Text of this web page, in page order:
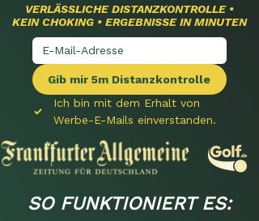
VERLÄSSLICHE DISTANZKONTROLLE •
KEIN CHOKING • ERGEBNISSE IN MINUTEN
Gib mir 5m Distanzkontrolle
Ich bin mit dem Erhalt von
Werbe-E-Mails einverstanden.
SO FUNKTIONIERT ES: